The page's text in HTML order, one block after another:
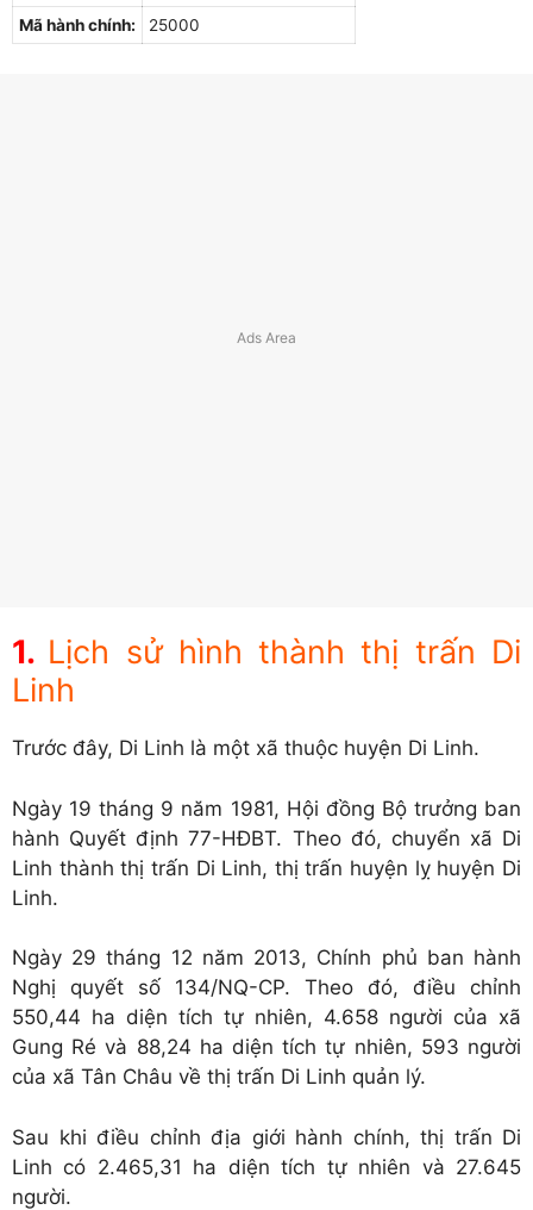
Mã hành chính:
25000
Lịch sử hình thành thị trấn Di
Linh
Trước đây, Di Linh là một xã thuộc huyện Di Linh.
Ngày 19 tháng 9 năm 1981, Hội đồng Bộ trưởng ban
hành Quyết định 77-HĐBT. Theo đó, chuyển xã Di
Linh thành thị trấn Di Linh, thị trấn huyện lỵ huyện Di
Linh.
Ngày 29 tháng 12 năm 2013, Chính phủ ban hành
Nghị quyết số 134/NQ-CP. Theo đó, điều chỉnh
550,44 ha diện tích tự nhiên, 4.658 người của xã
Gung Ré và 88,24 ha diện tích tự nhiên, 593 người
của xã Tân Châu về thị trấn Di Linh quản lý.
Sau khi điều chỉnh địa giới hành chính, thị trấn Di
Linh có 2.465,31 ha diện tích tự nhiên và 27.645
người.